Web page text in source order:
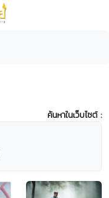
ค้นหาในเว็บไซต์ :